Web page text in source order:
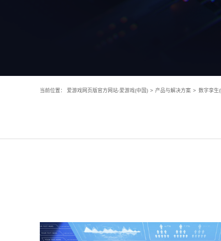
当前位置： 爱游戏网页版官方网站-爱游戏(中国) > 产品与解决方案 > 数字孪生